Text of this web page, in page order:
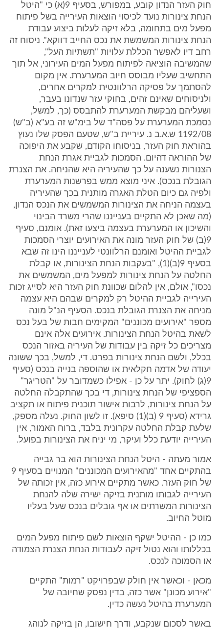
חוק העזר הנדון קובע, במפורש, בסעיף 9(א) כי "היטל
הנחת צינורות נועד לכיסוי הוצאות העירייה בשל פיתוח
מפעל מים בתחומה, בלא זיקה לעלות ביצוע עבודת
הנחת צינורות המשמשת את נכס החייב דווקא". ניסוח זה
רחב דיו לאפשר הכללת עלויות "תשתיות העל",
שהמשיבה הוציאה לפיתוח מפעל המים העירוני, אל תוך
התחשיב שעליו מבוסס חיוב המערערת. אין מקום
להסתמך על פסיקה הרלוונטית למקרים אחרים,
ולניסוחים שאינם זהים, בחוקי עזר שנדונו בעבר,
ושעליהם מבקשת המערערת להתבסס (כך, למשל,
נסמכת המערערת על פסה"ד של בימ"ש זה בע"א (ב"ש)
1192/08 ש.א.ב נ. עיריית ב"ש, שטעם הפסק שלו נעוץ
בהוראת חוק העזר, בניסוחו הקודם, שקבע את היפוכה
של ההוראה דהיום. הסמכות לגביית אגרת הנחת
הצנורות נשענה על כך שהעיריה היא שהניחה. את הצנרת
הגובלת בנכס). איני מוצא ממש בפרשנות המערערת
ולפיה גם כיום הטלת האגרה מותנית בכך שהעיריה
בעצמה הניחה את הצינורות המשמשים את הנכס הנדון,
(מה שאכן לא התקיים בענייננו שהרי משרד הבינוי
והשיכון או המערערת בעצמה ביצעו זאת). אומנם, סעיף
9(ב) של חוק העזר מונה את האירועים יוצרי הסמכות
לגביית ההיטל ואומנם הרלוונטי לענייננו הינו זה שבא
בסעיף 9(ב)(1), "בעקבות הנחת הצינורות, או קבלת
החלטה על הנחת צינורות למפעל מים, המשמשים את
נכסו", אולם, אין להלום שכוונת חוק העזר היא לסייג זכות
העירייה לגביית ההיטל רק למקרים שבהם היא עצמה
מניחה את הצנרת הגובלת בנכס. הסעיף הנ"ל מונה
מספר "אירועים מכוננים" המקימים חבות של בעל נכס
לשאת בהיטל הנחת הצינורות. אירועים אלה אינם
מצריכים כל זיקה בין עבודות של העיריה באזור הנכס
בכלל, ולשם הנחת צינורות בפרט. די, למשל, בכך ששונה
יעודה של אדמה חקלאית או שהוספה בנייה בנכס (סעיף
9(ג) לחוק). יתר על כן - אפילו כשמדובר על "הטריגר"
הספציפי של הנחת צינורות, די בכך שהתקבלה החלטה
על הנחת צינורות, לרבות אישור תוכנית פיתוח או תקציב
גרידא (סעיף 9 (ב)(1) סיפא). זו לשון החוק. נעלה מספק,
שלעת קבלת החלטה עקרונית בלבד, ברוח האמור, אין
העירייה יודעת כלל ועיקר, מי יניח את הצינורות בפועל.
אמור מעתה - היטל הנחת הצינורות הוא בר גבייה
בהתקיים אחד "מהאירועים המכוננים" המנויים בסעיף 9
של חוק העזר. כאשר מתקיים אירוע כזה, אין זכותה של
העירייה לגבותו מותנית בזיקה ישירה שלה להנחת
הצינורות המשרתים או אף גובלים בנכס שעל בעליו
מוטל החיוב.
כמו כן - ההיטל ישקף הוצאות לשם פיתוח מפעל המים
בכללותו והוא נטול זיקה לעבודות הנחת הצנרת הצמודה
או הסמוכה לנכס.
מכאן - וכאשר אין חולק שבפרויקט "רמות" התקיים
"אירוע מכונן" אשר כזה, בדין נפסק שחיובה של
המערערת בהיטל נעשה כדין.
באשר לסכום שנקבע, ודרך חישובו, הן בזיקה לנוהג